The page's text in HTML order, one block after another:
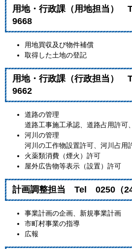
用地・行政課（用地担当）
9668​
用地買収及び物件補償
取得した土地の登記
用地・行政課（行政担当）
9662​
道路の管理
道路工事施工承認、道路占用許可
河川の管理
河川の工作物設置許可、河川占用
火薬類消費（煙火）許可
屋外広告物等表示（設置）許可
計画調整担当 Tel 0250（
事業計画の企画、新規事業計画
市町村事業の指導
広報